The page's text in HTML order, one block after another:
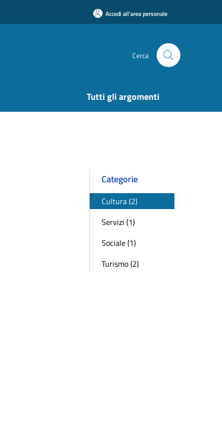
Accedi all'area personale
Cerca
Tutti gli argomenti
Categorie
Cultura (2)
Servizi (1)
Sociale (1)
Turismo (2)